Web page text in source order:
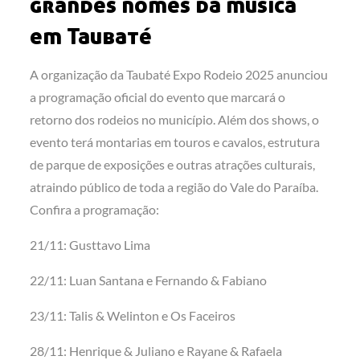
em Taubaté
A organização da Taubaté Expo Rodeio 2025 anunciou
a programação oficial do evento que marcará o
retorno dos rodeios no município. Além dos shows, o
evento terá montarias em touros e cavalos, estrutura
de parque de exposições e outras atrações culturais,
atraindo público de toda a região do Vale do Paraíba.
Confira a programação:
21/11: Gusttavo Lima
22/11: Luan Santana e Fernando & Fabiano
23/11: Talis & Welinton e Os Faceiros
28/11: Henrique & Juliano e Rayane & Rafaela